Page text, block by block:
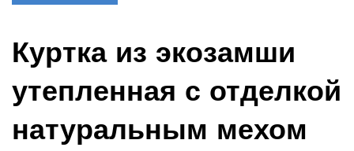
Куртка из экозамши
утепленная с отделкой
натуральным мехом